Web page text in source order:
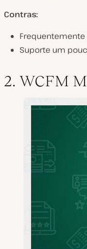
Contras:
Suporte um
2. WCFM